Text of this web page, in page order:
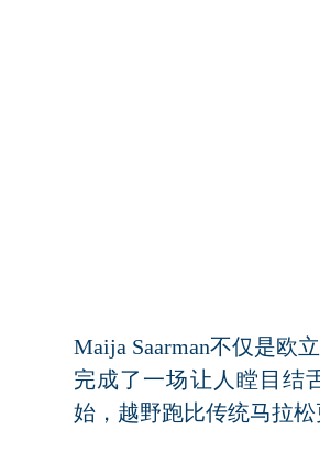
Maija Saarman不仅是欧
完成了一场让人瞠目结
始，越野跑比传统马拉